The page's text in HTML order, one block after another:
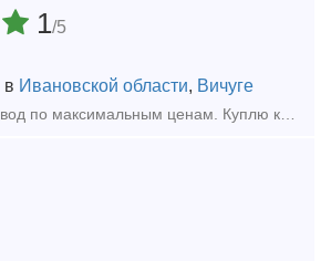
1/5
в Ивановской области, Вичуге
Куплю кaбeль провод по максимальным ценам. Куплю кабель силовой, кабель контрольный, кабель гибкий шланговый, провод с хранения, невостребованный, неликвид, остатки, новый, оптом, Дорого.